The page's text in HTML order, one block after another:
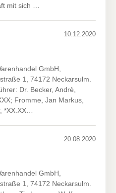
mit sich …
10.12.2020
GmbH,
1, 74172 Neckarsulm.
Dr. Becker, Andrè,
Fromme, Jan Markus,
*XX.XX…
20.08.2020
GmbH,
1, 74172 Neckarsulm.